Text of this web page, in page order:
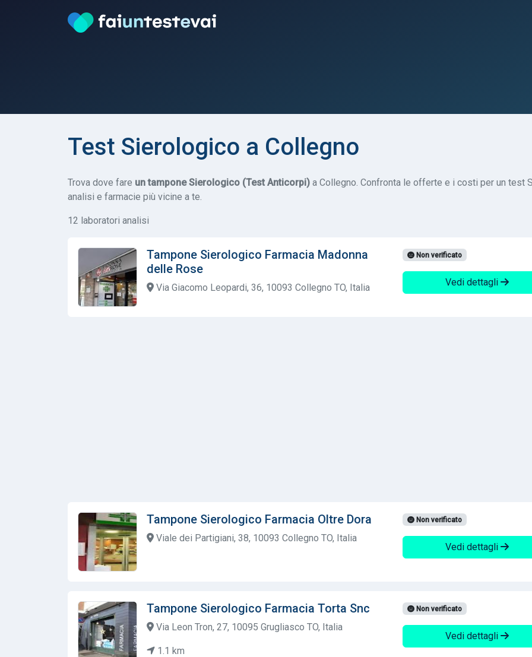
Test Sierologico a Collegno
Trova dove fare un tampone Sierologico (Test Anticorpi) a Collegno. Confronta le offerte e i costi per un
analisi e farmacie più vicine a te.
12 laboratori analisi
Tampone Sierologico Farmacia Madonna
delle Rose
Via Giacomo Leopardi, 36, 10093 Collegno TO, Italia
Non verificato
Vedi dettagli
Tampone Sierologico Farmacia Oltre Dora
Viale dei Partigiani, 38, 10093 Collegno TO, Italia
Non verificato
Vedi dettagli
Tampone Sierologico Farmacia Torta Snc
Via Leon Tron, 27, 10095 Grugliasco TO, Italia
1.1 km
Non verificato
Vedi dettagli